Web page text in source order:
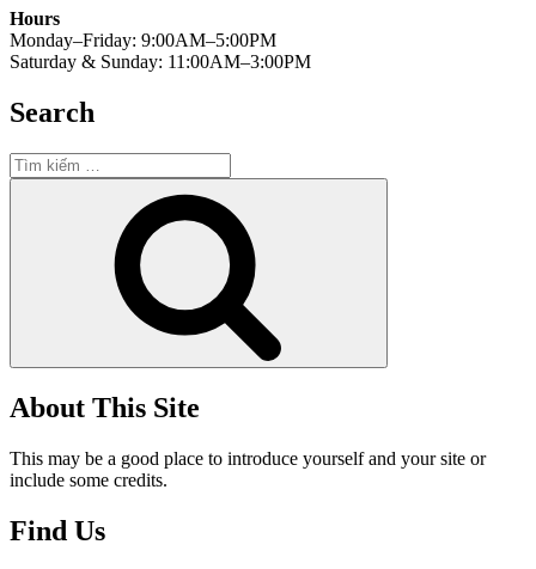
Hours
Monday–Friday: 9:00AM–5:00PM
Saturday & Sunday: 11:00AM–3:00PM
Search
Tìm
kiếm:
About This Site
This may be a good place to introduce yourself and your site or
include some credits.
Find Us